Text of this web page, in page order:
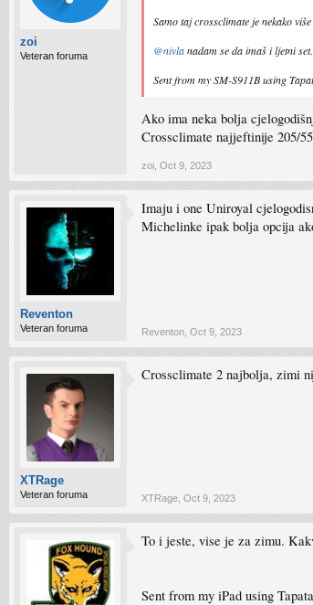
zoi
Veteran foruma
Samo taj crossclimate je nekako
@nivlanadam se da imaš i ljetni
Sent from my SM-S911B using
Ako ima neka bolja
Crossclimate najjeftinije 205/
zoi Oct 9, 2023
Reventon
Veteran foruma
Imaju i one Uniroyal
Michelinke ipak bolja opcija
Reventon Oct 9, 2023
XTRage
Veteran foruma
Crossclimate 2 najbolja, zimi
XTRage Oct 9, 2023
To i jeste, vise je za zimu.
Sent from my iPad using